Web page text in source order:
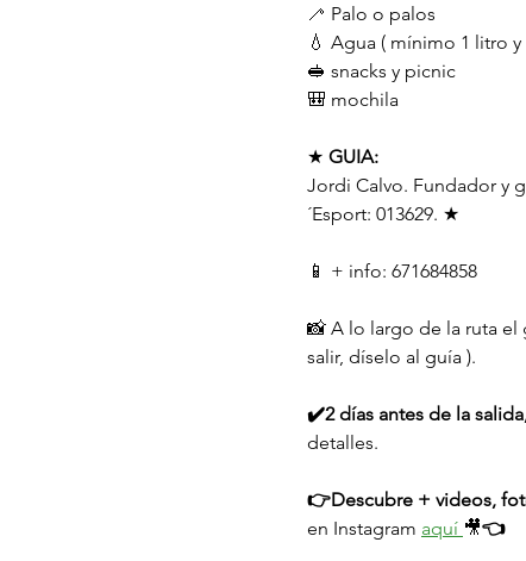
🦯 Palo o palos
💧 Agua ( mínimo 1 litro
🥪 snacks y picnic
🎒 mochila
★ GUIA:
Jordi Calvo. Fundador y
´Esport: 013629. ★
📱 + info: 671684858
📸 A lo largo de la ruta
salir, díselo al guía ).
✔️2 días antes de la
detalles.
👉Descubre + videos,
en Instagram aquí 🎥👈